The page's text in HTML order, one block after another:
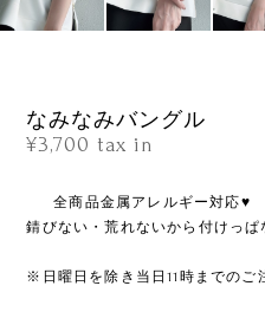
なみなみバングル
¥3,700 tax in
ㅤㅤㅤㅤㅤㅤㅤㅤㅤㅤㅤㅤㅤㅤㅤㅤㅤㅤㅤ全商品金属アレルギー対応♥
錆びない・荒れないから付けっぱ
※日曜日を除き当日11時までのご